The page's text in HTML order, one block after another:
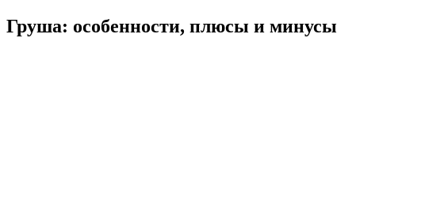
Груша: особенности, плюсы и минусы